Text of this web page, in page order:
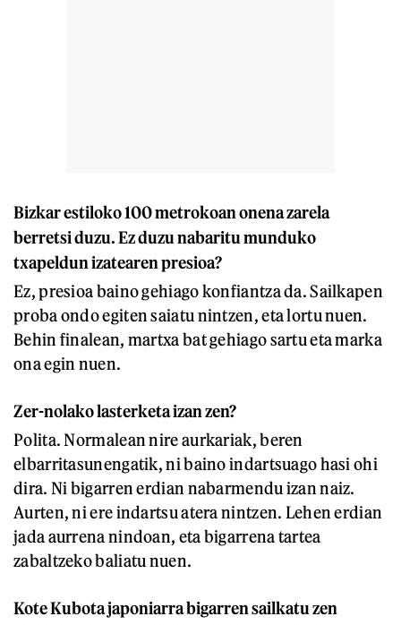
Bizkar estiloko 100 metrokoan onena zarela
berretsi duzu. Ez duzu nabaritu munduko
txapeldun izatearen presioa?
Ez, presioa baino gehiago konfiantza da. Sailkapen
proba ondo egiten saiatu nintzen, eta lortu nuen.
Behin finalean, martxa bat gehiago sartu eta marka
ona egin nuen.
Zer-nolako lasterketa izan zen?
Polita. Normalean nire aurkariak, beren
elbarritasunengatik, ni baino indartsuago hasi ohi
dira. Ni bigarren erdian nabarmendu izan naiz.
Aurten, ni ere indartsu atera nintzen. Lehen erdian
jada aurrena nindoan, eta bigarrena tartea
zabaltzeko baliatu nuen.
Kote Kubota japoniarra bigarren sailkatu zen